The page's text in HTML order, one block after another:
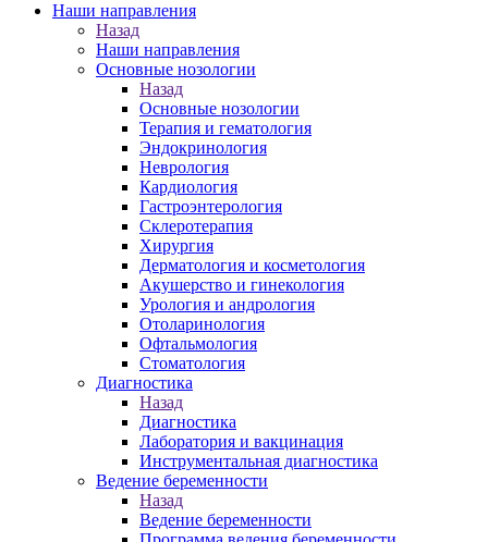
Наши направления
Назад
Наши направления
Основные нозологии
Назад
Основные нозологии
Терапия и гематология
Эндокринология
Неврология
Кардиология
Гастроэнтерология
Склеротерапия
Хирургия
Дерматология и косметология
Акушерство и гинекология
Урология и андрология
Отоларинология
Офтальмология
Стоматология
Диагностика
Назад
Диагностика
Лаборатория и вакцинация
Инструментальная диагностика
Ведение беременности
Назад
Ведение беременности